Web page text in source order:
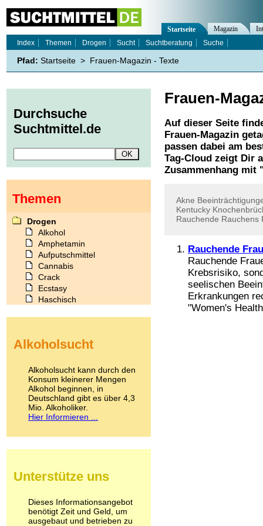
Frauen-
Auf dieser Seite
Frauen-Magazin
passen dabei am
Tag-Cloud zeigt Dir
Zusammenhang mit
Akne
Kentucky
Rauchende Rauchens
Rauchende
Rauchende
Krebsrisiko,
seelischen
Erkrankungen
"Women's
Startseite Magazin
Index
Themen Drogen Sucht Suchtberatung Suche
Pfad: Startseite > Frauen-Magazin - Texte
Durchsuche
Suchtmittel.de
Themen
Drogen
Alkohol
Amphetamin
Aufputschmittel
Cannabis
Crack
Ecstasy
Haschisch
Kokain
LSD
Marihuana
Medikamente
Meskalin
Metamphetamin
Methadon
Pilze
Psychopharmaka
Schlafmittel
Schmerzmittel
Alkoholsucht
Alkoholsucht kann durch den
Konsum kleinerer Mengen
Alkohol beginnen, in
Deutschland gibt es über 4,3
Mio. Alkoholiker.
Hier Informieren ...
Unterstütze uns
Dieses Informationsangebot
benötigt Zeit und Geld, um
ausgebaut und betrieben zu